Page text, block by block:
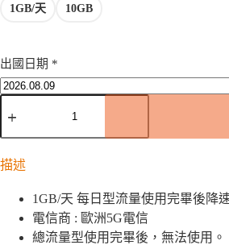
1GB/天 10GB
出國日期 *
森
堡
歐
「52
國」
描述
1GB/天 每日型流量使用完畢後降
電信商 : 歐洲5G電信
總流量型使用完畢後，無法使用。